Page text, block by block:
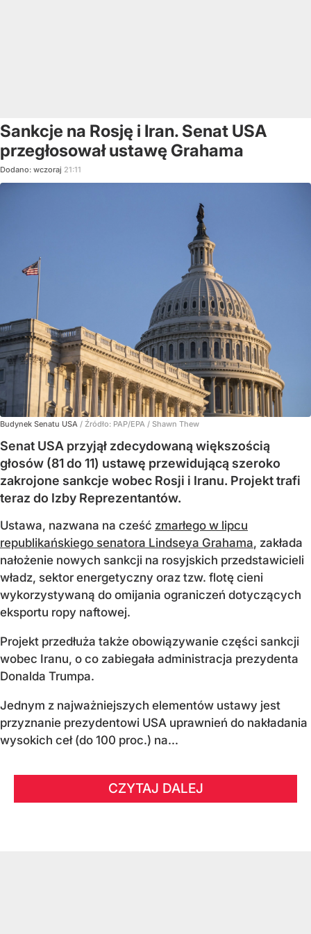
Sankcje na Rosję i Iran. Senat USA
przegłosował ustawę Grahama
Dodano: wczoraj 21:11
Budynek Senatu USA / Źródło: PAP/EPA / Shawn Thew
Senat USA przyjął zdecydowaną większością
głosów (81 do 11) ustawę przewidującą szeroko
zakrojone sankcje wobec Rosji i Iranu. Projekt trafi
teraz do Izby Reprezentantów.
Ustawa, nazwana na cześć zmarłego w lipcu
republikańskiego senatora Lindseya Grahama, zakłada
nałożenie nowych sankcji na rosyjskich przedstawicieli
władz, sektor energetyczny oraz tzw. flotę cieni
wykorzystywaną do omijania ograniczeń dotyczących
eksportu ropy naftowej.
Projekt przedłuża także obowiązywanie części sankcji
wobec Iranu, o co zabiegała administracja prezydenta
Donalda Trumpa.
Jednym z najważniejszych elementów ustawy jest
przyznanie prezydentowi USA uprawnień do nakładania
wysokich ceł (do 100 proc.) na...
CZYTAJ DALEJ